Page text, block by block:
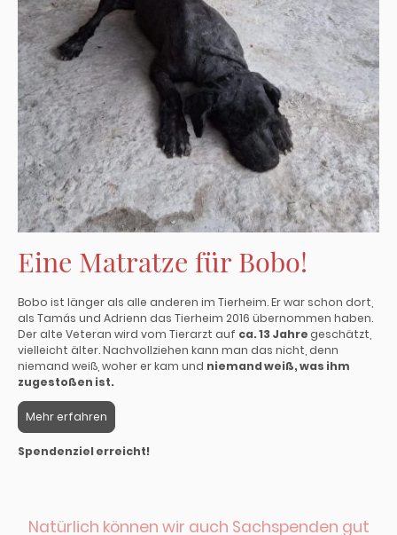
Eine Matratze für Bobo!
Bobo ist länger als alle anderen im Tierheim. Er war schon dort,
als Tamás und Adrienn das Tierheim 2016 übernommen haben.
Der alte Veteran wird vom Tierarzt auf ca. 13 Jahre geschätzt,
vielleicht älter. Nachvollziehen kann man das nicht, denn
niemand weiß, woher er kam und niemand weiß, was ihm
zugestoßen ist.
Mehr erfahren
Spendenziel erreicht!
Natürlich können wir auch Sachspenden gut